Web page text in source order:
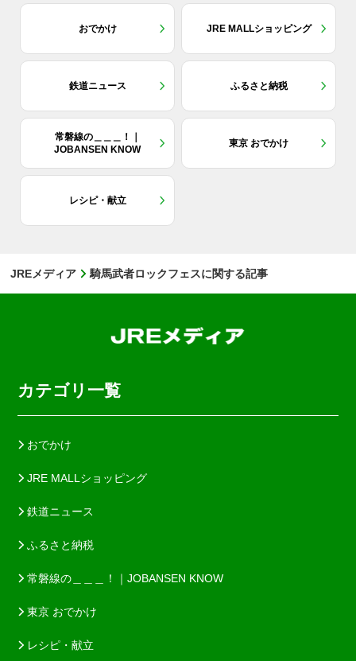
おでかけ JRE MALLショッピング
鉄道ニュース ふるさと納税
常磐線の＿＿＿！｜
JOBANSEN KNOW
東京 おでかけ
レシピ・献立
JREメディア 騎馬武者ロックフェスに関する記事
カテゴリ一覧
おでかけ
JRE MALLショッピング
鉄道ニュース
ふるさと納税
常磐線の＿＿＿！｜JOBANSEN KNOW
東京 おでかけ
レシピ・献立